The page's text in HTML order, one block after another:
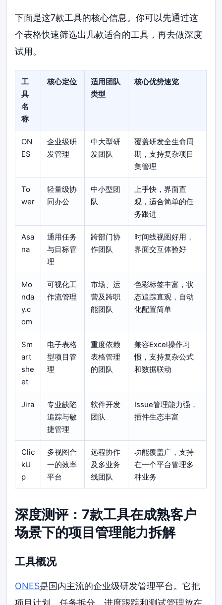
下面是这7款工具的核心信息。你可以先通过这
个表格快速筛选出几款适合的工具，再去做深度
试用。
工
具
名
称
核心定位
适用团队
类型
核心优势速览
ON
ES
企业级研
发管理
中大型研
发团队
覆盖研发全生命周
期，支持复杂项目
集管理
To
wer
轻量级协
同办公
中小型团
队
上手快，界面直
观，适合简单的任
务跟进
Asa
na
通用任务
与目标管
理
跨部门协
作团队
时间线视图好用，
界面交互体验好
Mo
nda
y.c
om
可视化工
作流管理
市场、运
营及跨职
能团队
色彩标签丰富，状
态追踪直观，自动
化配置简单
Sm
art
she
et
电子表格
型项目管
理
重度依赖
表格管理
的团队
兼容Excel操作习
惯，支持复杂公式
和数据联动
Jira
专业缺陷
追踪与敏
捷管理
软件开发
团队
Issue管理能力强，
插件生态丰富
Clic
kU
p
多视图合
一的效率
平台
远程协作
及多业务
线团队
功能覆盖广，支持
在一个平台管理多
种业务
深度测评：7款工具在成熟客户
场景下的项目管理能力拆解
工具概况
ONES是国内主流的企业级研发管理平台。它把
项目计划、任务拆分、进度跟踪和测试管理放在